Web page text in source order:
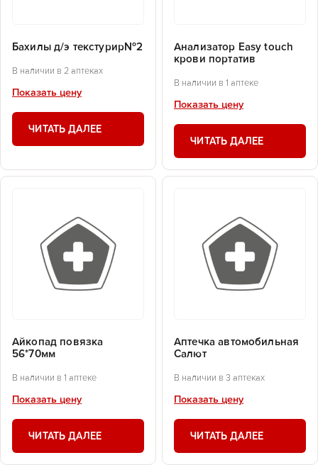
Бахилы д/э текстурир№2
В наличии в 2 аптеках
Показать цену
ЧИТАТЬ ДАЛЕЕ
Анализатор Еasy touch
крови портатив
В наличии в 1 аптеке
Показать цену
ЧИТАТЬ ДАЛЕЕ
Айкопад повязка
56*70мм
В наличии в 1 аптеке
Показать цену
ЧИТАТЬ ДАЛЕЕ
Аптечка автомобильная
Салют
В наличии в 3 аптеках
Показать цену
ЧИТАТЬ ДАЛЕЕ